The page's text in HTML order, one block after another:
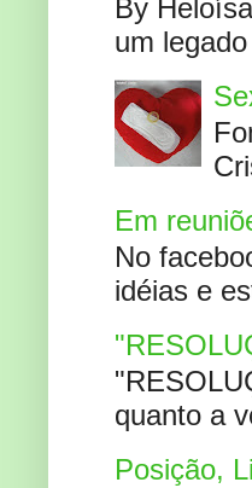
By
um
Em
No
idéias e
quanto a
Posição,